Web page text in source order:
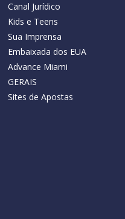
Canal Jurídico
Kids e Teens
Sua Imprensa
Embaixada dos EUA
Advance Miami
GERAIS
Sites de Apostas